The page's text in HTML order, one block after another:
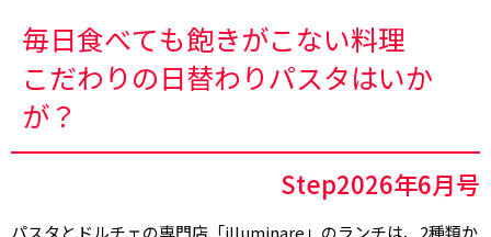
毎日食べても飽きがこない料理
こだわりの日替わりパスタはいか
が？
Step2026年6月号
パスタとドルチェの専門店「illuminare」のランチは、2種類か